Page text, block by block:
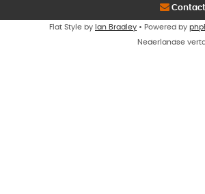
Contact
Flat Style by Ian Bradley • Powered by
Nederlandse